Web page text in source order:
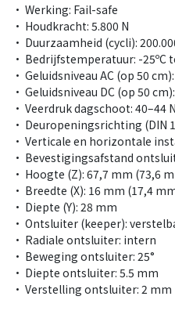
• Werking: Fail-safe
• Houdkracht: 5.800 N
• Duurzaamheid (cycli):
• Bedrijfstemperatuur: -25ºC
• Geluidsniveau AC (op 50
• Geluidsniveau DC (op 50
• Veerdruk dagschoot: 40–44 N
• Deuropeningsrichting (DIN
• Verticale en horizontale
• Bevestigingsafstand
• Hoogte (Z): 67,7 mm (73,6
• Breedte (X): 16 mm (17,4
• Diepte (Y): 28 mm
• Ontsluiter (keeper):
• Radiale ontsluiter: intern
• Beweging ontsluiter: 25°
• Diepte ontsluiter: 5.5 mm
• Verstelling ontsluiter: 2 mm